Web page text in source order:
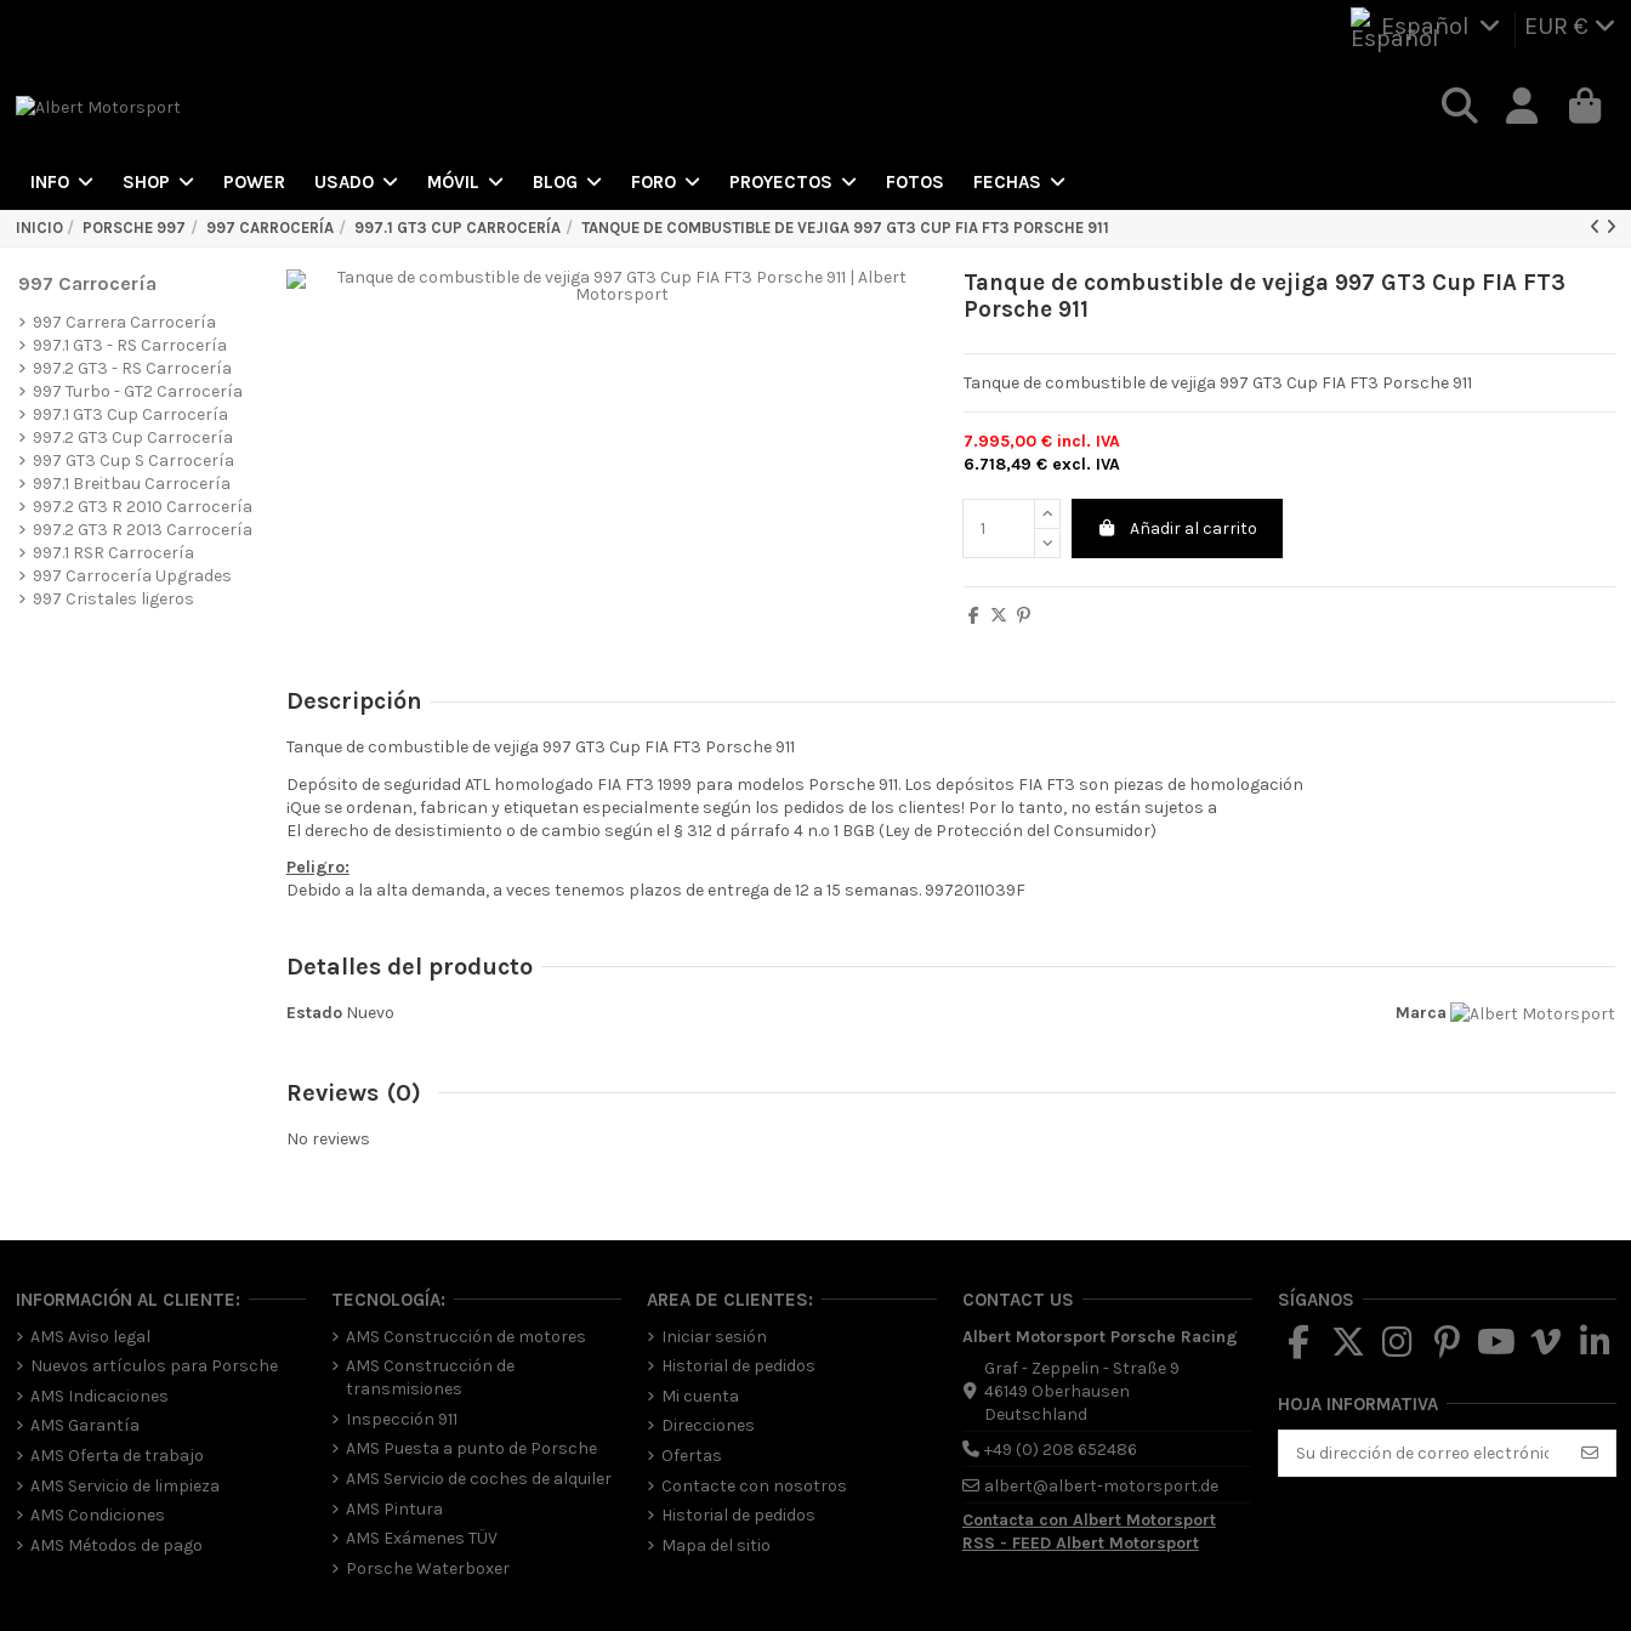
Español EUR €
INFO SHOP POWER USADO MÓVIL BLOG FORO PROYECTOS FOTOS FECHAS
INICIO PORSCHE 997 997 CARROCERÍA 997.1 GT3 CUP CARROCERÍA TANQUE DE COMBUSTIBLE DE VEJIGA 997 GT3 CUP FIA FT3 PORSCHE 911
Tanque de combustible de vejiga 997 GT3 Cup FIA FT3
Porsche 911
Tanque de combustible de vejiga 997 GT3 Cup FIA FT3 Porsche 911
7.995,00 € incl. IVA
6.718,49 € excl. IVA
Añadir al carrito
Descripción
Tanque de combustible de vejiga 997 GT3 Cup FIA FT3 Porsche 911
Depósito de seguridad ATL homologado FIA FT3 1999 para modelos Porsche 911. Los depósitos FIA FT3 son piezas de homologación
¡Que se ordenan, fabrican y etiquetan especialmente según los pedidos de los clientes! Por lo tanto, no están sujetos a
El derecho de desistimiento o de cambio según el § 312 d párrafo 4 n.º 1 BGB (Ley de Protección del Consumidor)
Peligro:
Debido a la alta demanda, a veces tenemos plazos de entrega de 12 a 15 semanas. 9972011039F
Detalles del producto
Marca
Estado Nuevo
Reviews (0)
No reviews
997 Carrocería
997 Carrera Carrocería
997.1 GT3 - RS Carrocería
997.2 GT3 - RS Carrocería
997 Turbo - GT2 Carrocería
997.1 GT3 Cup Carrocería
997.2 GT3 Cup Carrocería
997 GT3 Cup S Carrocería
997.1 Breitbau Carrocería
997.2 GT3 R 2010 Carrocería
997.2 GT3 R 2013 Carrocería
997.1 RSR Carrocería
997 Carrocería Upgrades
997 Cristales ligeros
INFORMACIÓN AL CLIENTE:
AMS Aviso legal
Nuevos artículos para Porsche
AMS Indicaciones
AMS Garantía
AMS Oferta de trabajo
AMS Servicio de limpieza
AMS Condiciones
AMS Métodos de pago
TECNOLOGÍA:
AMS Construcción de motores
AMS Construcción de
transmisiones
Inspección 911
AMS Puesta a punto de Porsche
AMS Servicio de coches de alquiler
AMS Pintura
AMS Exámenes TÜV
Porsche Waterboxer
AREA DE CLIENTES:
Iniciar sesión
Historial de pedidos
Mi cuenta
Direcciones
Ofertas
Contacte con nosotros
Historial de pedidos
Mapa del sitio
CONTACT US
Albert Motorsport Porsche Racing
Graf - Zeppelin - Straße 9
46149 Oberhausen
Deutschland
+49 (0) 208 652486
albert@albert-motorsport.de
Contacta con Albert Motorsport
RSS - FEED Albert Motorsport
SÍGANOS
HOJA INFORMATIVA